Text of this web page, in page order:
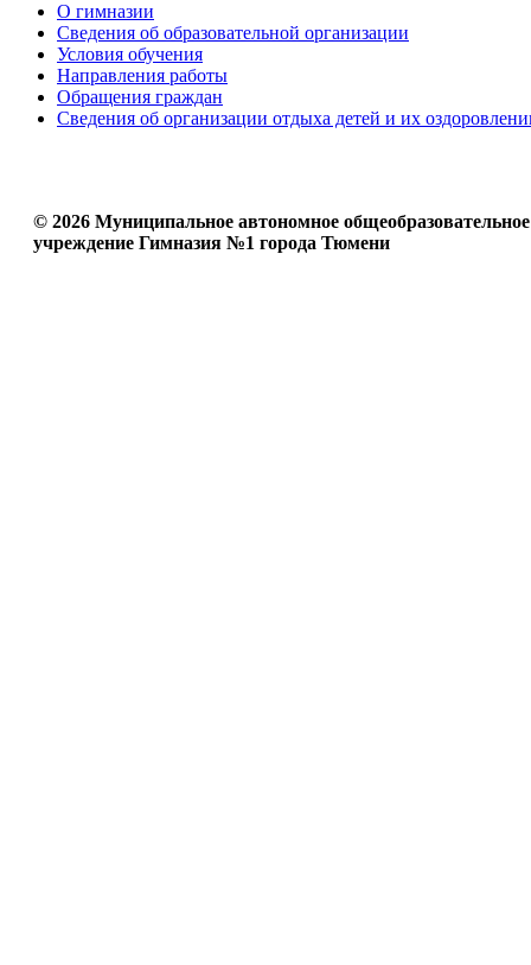
О гимназии
Сведения об образовательной организации
Условия обучения
Направления работы
Обращения граждан
Сведения об организации отдыха детей и их
© 2026 Муниципальное автономное общеобразовательное
учреждение Гимназия №1 города Тюмени